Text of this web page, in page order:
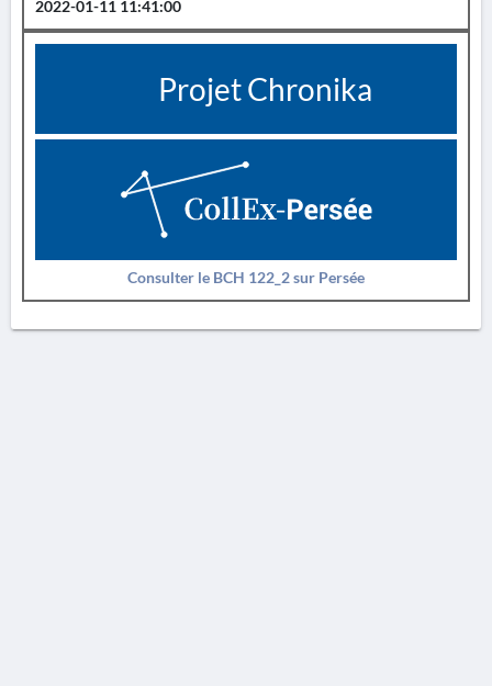
2022-01-11 11:41:00
Projet Chronika
Consulter le BCH 122_2 sur Persée